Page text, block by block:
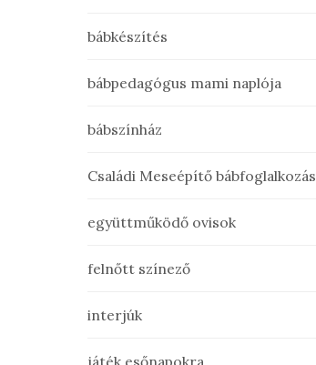
bábkészítés
bábpedagógus mami naplója
bábszínház
Családi Meseépítő bábfoglalkozás
együttműködő ovisok
felnőtt színező
interjúk
játék esőnapokra